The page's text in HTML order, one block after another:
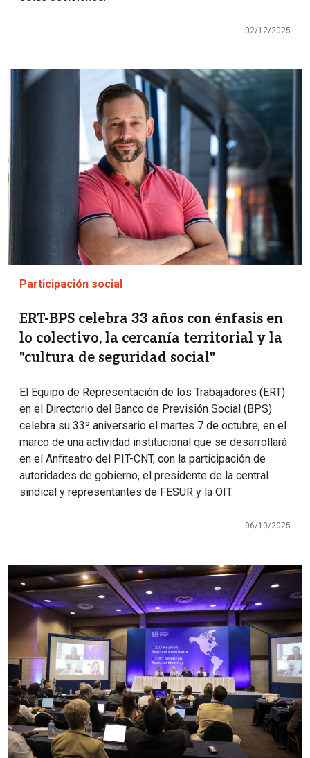
02/12/2025
Imagen
Participación social
ERT-BPS celebra 33 años con énfasis en
lo colectivo, la cercanía territorial y la
"cultura de seguridad social"
El Equipo de Representación de los Trabajadores (ERT)
en el Directorio del Banco de Previsión Social (BPS)
celebra su 33º aniversario el martes 7 de octubre, en el
marco de una actividad institucional que se desarrollará
en el Anfiteatro del PIT-CNT, con la participación de
autoridades de gobierno, el presidente de la central
sindical y representantes de FESUR y la OIT.
06/10/2025
Imagen